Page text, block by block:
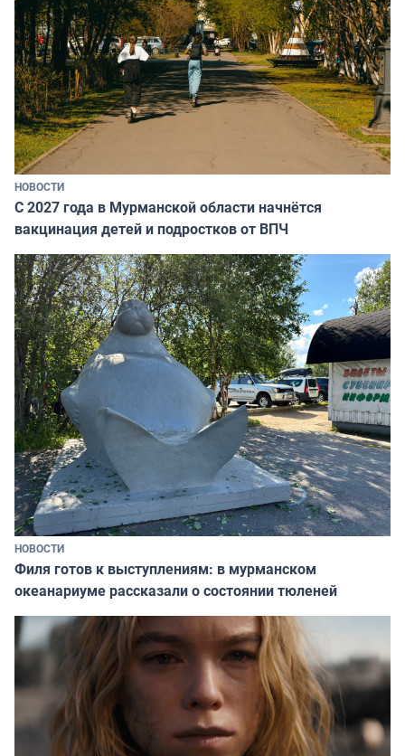
НОВОСТИ
С 2027 года в Мурманской области начнётся
вакцинация детей и подростков от ВПЧ
НОВОСТИ
Филя готов к выступлениям: в мурманском
океанариуме рассказали о состоянии тюленей